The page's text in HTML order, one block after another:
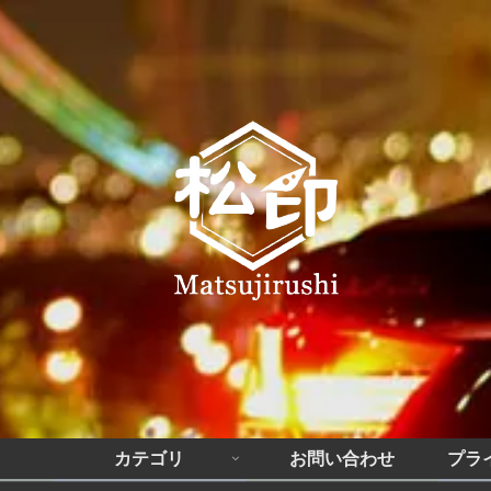
カテゴリ お問い合わせ プラ